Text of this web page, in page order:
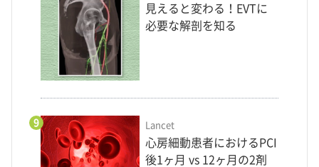
見えると変わる！EVTに
必要な解剖を知る
9 Lancet
心房細動患者におけるPCI
後1ヶ月 vs 12ヶ月の2剤